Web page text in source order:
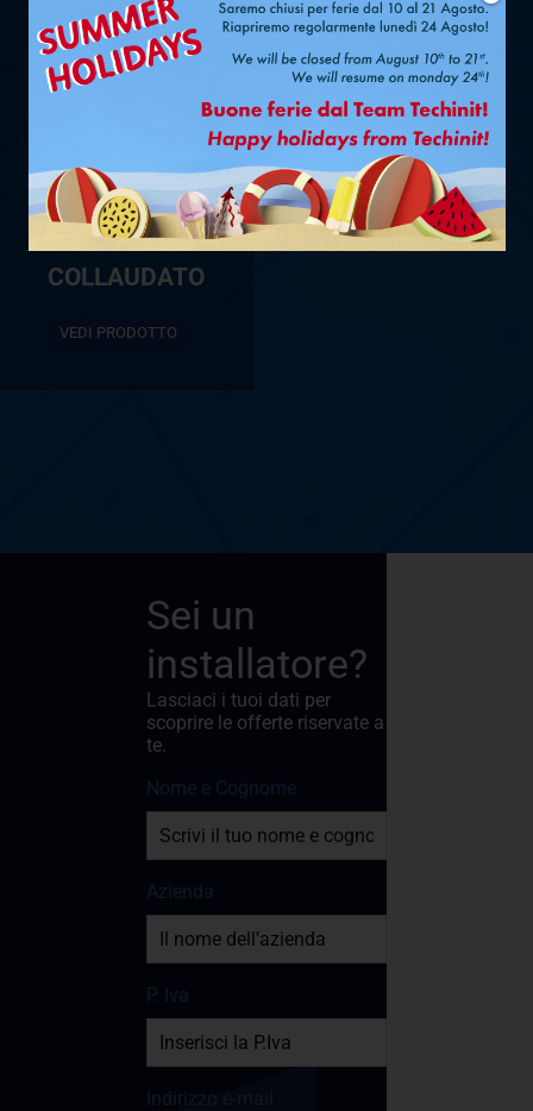
TUBO
SINGOLO
1/2″ – 1,5 M –
RACCORDATO
COLLAUDATO
VEDI PRODOTTO
Sei un
installatore?
Lasciaci i tuoi dati per
scoprire le offerte riservate a
te.
Nome e Cognome
Azienda
P. Iva
Indirizzo e-mail